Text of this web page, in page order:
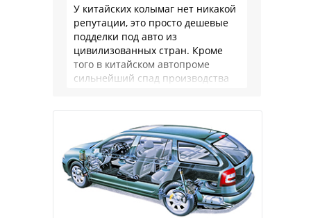
У китайских колымаг нет никакой
репутации, это просто дешевые
подделки под авто из
цивилизованных стран. Кроме
того в китайском автопроме
сильнейший спад производства